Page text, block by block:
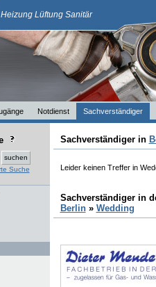
Heizung Lüftung Sanitär
Notdienst Sachverständiger
Suche
Sachverständiger in
Leider keinen Treffer in
Sachverständiger in
Berlin» Wedding